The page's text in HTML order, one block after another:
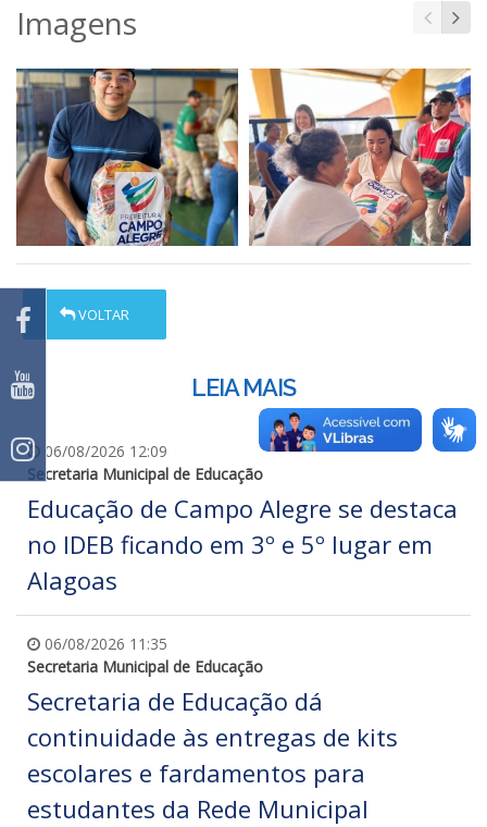
Imagens
VOLTAR
LEIA MAIS
06/08/2026 12:09
Secretaria Municipal de Educação
Educação de Campo Alegre se destaca
no IDEB ficando em 3º e 5º lugar em
Alagoas
06/08/2026 11:35
Secretaria Municipal de Educação
Secretaria de Educação dá
continuidade às entregas de kits
escolares e fardamentos para
estudantes da Rede Municipal